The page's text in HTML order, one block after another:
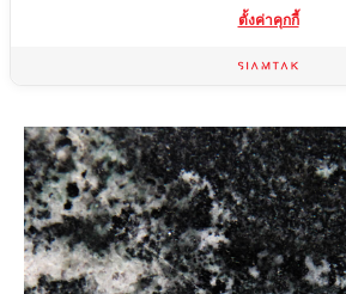
หินแกรนิต
ตั้งค่าคุกกี้